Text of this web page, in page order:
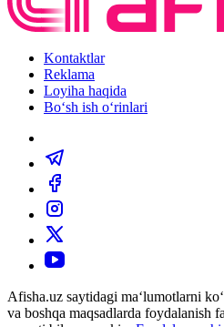
Kontaktlar
Reklama
Loyiha haqida
Bo‘sh ish o‘rinlari
Afisha.uz saytidagi ma‘lumotlarni
va boshqa maqsadlarda foydalanish